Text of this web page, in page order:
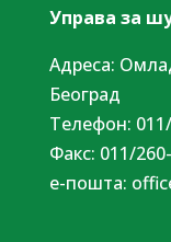
Управа за
Адреса:
Београд
Tелефон:
Факс: 011/
е-пошта: